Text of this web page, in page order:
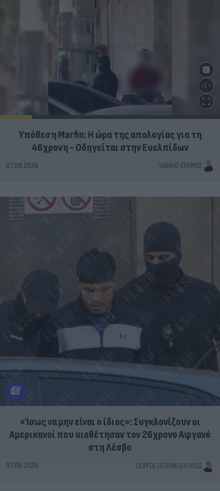
Υπόθεση Marfin: Η ώρα της απολογίας για τη
46χρονη - Οδηγείται στην Ευελπίδων
07.08.2026 ΓΙΆΝΝΗΣ ΚΈΜΜΟΣ
«Ίσως να μην είναι ο ίδιος»: Συγκλονίζουν οι
Αμερικανοί που υιοθέτησαν τον 26χρονο Αφγανό
στη Λέσβο
07.08.2026 ΓΙΏΡΓΟΣ ΓΕΩΡΓΑΚΌΠΟΥΛΟΣ